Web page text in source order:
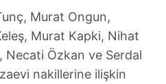
Murat Ongun,
Murat Kapki, Nihat
Necati Özkan ve Serdal
nakillerine ilişkin